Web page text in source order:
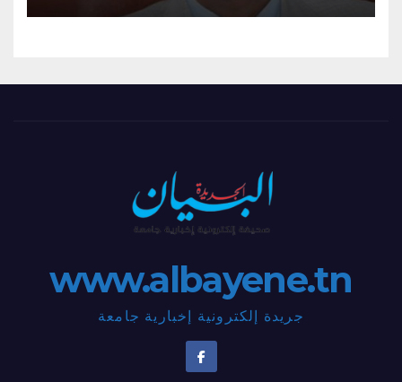
www.albayene.tn
جريدة إلكترونية إخبارية جامعة